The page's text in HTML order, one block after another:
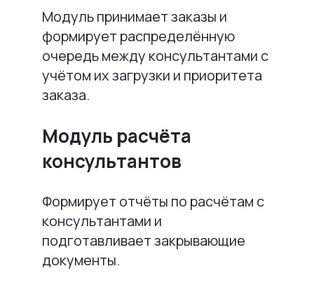
Модуль принимает заказы и
формирует распределённую
очередь между консультантами с
учётом их загрузки и приоритета
заказа.
Модуль расчёта
консультантов
Формирует отчёты по расчётам с
консультантами и
подготавливает закрывающие
документы.